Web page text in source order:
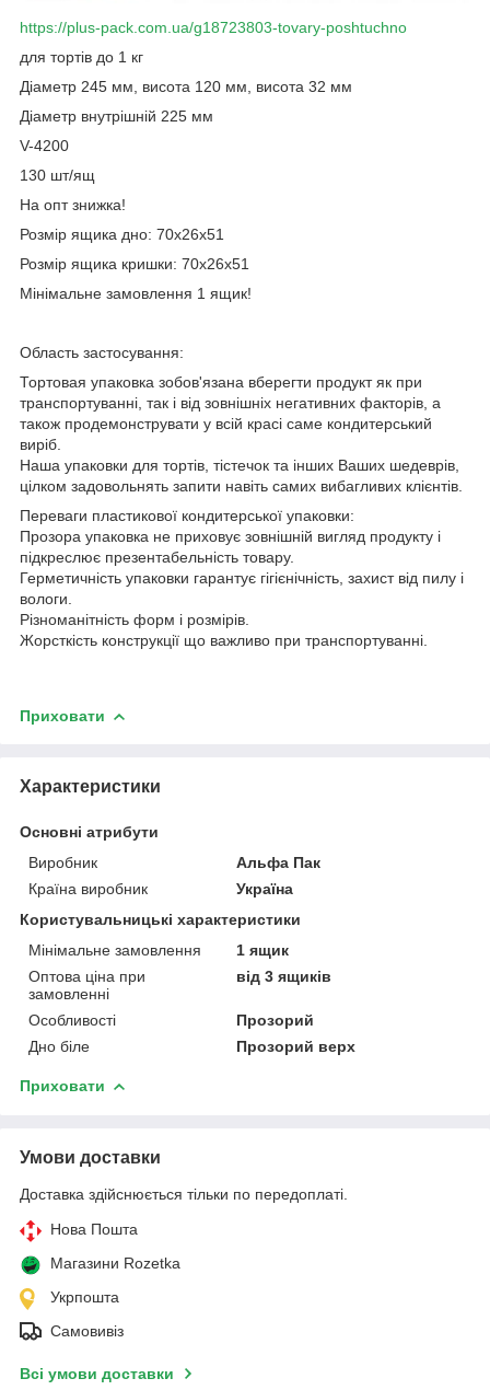
https://plus-pack.com.ua/g18723803-tovary-poshtuchno
для тортів до 1 кг
Діаметр 245 мм, висота 120 мм, висота 32 мм
Діаметр внутрішній 225 мм
V-4200
130 шт/ящ
На опт знижка!
Розмір ящика дно: 70х26х51
Розмір ящика кришки: 70х26х51
Мінімальне замовлення 1 ящик!
Область застосування:
Тортовая упаковка зобов'язана вберегти продукт як при
транспортуванні, так і від зовнішніх негативних факторів, а
також продемонструвати у всій красі саме кондитерський
виріб.
Наша упаковки для тортів, тістечок та інших Ваших шедеврів,
цілком задовольнять запити навіть самих вибагливих клієнтів.
Переваги пластикової кондитерської упаковки:
Прозора упаковка не приховує зовнішній вигляд продукту і
підкреслює презентабельність товару.
Герметичність упаковки гарантує гігієнічність, захист від пилу і
вологи.
Різноманітність форм і розмірів.
Жорсткість конструкції що важливо при транспортуванні.
Приховати
Характеристики
Основні атрибути
Виробник
Альфа Пак
Країна виробник
Україна
Користувальницькі характеристики
Мінімальне замовлення
1 ящик
Оптова ціна при
замовленні
від 3 ящиків
Особливості
Прозорий
Дно біле
Прозорий верх
Приховати
Умови доставки
Доставка здійснюється тільки по передоплаті.
Нова Пошта
Магазини Rozetka
Укрпошта
Самовивіз
Всі умови доставки